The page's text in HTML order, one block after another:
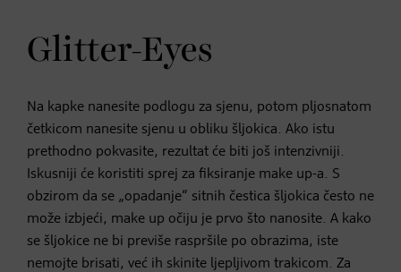
Glitter-Eyes
Na kapke nanesite podlogu za sjenu, potom pljosnatom
četkicom nanesite sjenu u obliku šljokica. Ako istu
prethodno pokvasite, rezultat će biti još intenzivniji.
Iskusniji će koristiti sprej za fiksiranje make up-a. S
obzirom da se „opadanje“ sitnih čestica šljokica često ne
može izbjeći, make up očiju je prvo što nanosite. A kako
se šljokice ne bi previše raspršile po obrazima, iste
nemojte brisati, već ih skinite ljepljivom trakicom. Za